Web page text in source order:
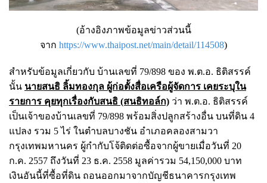
(อ้างอิงภาพข้อมูลข่าวส่วนนี้
จาก https://www.thaipost.net/main/detail/114508)
สำหรับข้อมูลเกี่ยวกับ บ้านเลขที่ 79/898 ของ พ.ต.อ. ธิติสรรค์
นั้น นายสนธิ ลิ้มทองกุล ผู้ก่อตั้งสื่อเครือผู้จัดการ เคยระบุใน
รายการ คุยทุกเรื่องกับสนธิ (สนธิทอล์ก) ว่า พ.ต.อ. ธิติสรรค์
เป็นเจ้าของบ้านเลขที่ 79/898 พร้อมสิ่งปลูกสร้างอื่น บนที่ดิน 4
แปลง รวม 5 ไร่ ในตำบลบางชัน อำเภอคลองสามวา
กรุงเทพมหานคร ผู้กำกับโจ้ติดต่อซื้อจากผู้ขายเมื่อวันที่ 20
ก.ค. 2557 ถึงวันที่ 23 ธ.ค. 2558 มูลค่ารวม 54,150,000 บาท
เงินอันนี้ที่ซื้อที่ดิน ถอนออกมาจากบัญชีธนาคารกรุงเทพ